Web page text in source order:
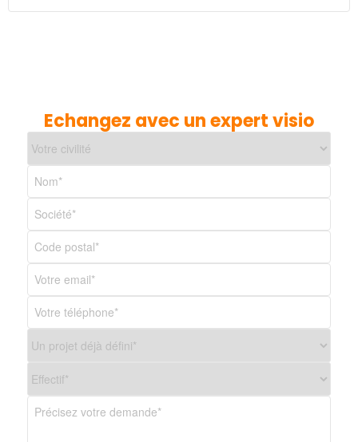
Echangez avec un expert visio